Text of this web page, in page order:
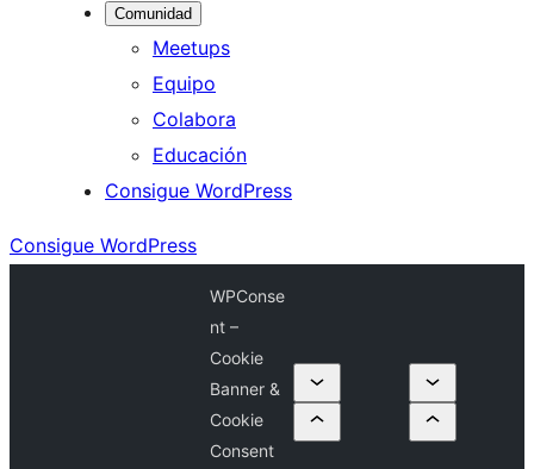
Comunidad
Meetups
Equipo
Colabora
Educación
Consigue WordPress
Consigue WordPress
WPConse
nt –
Cookie
Banner &
Cookie
Consent